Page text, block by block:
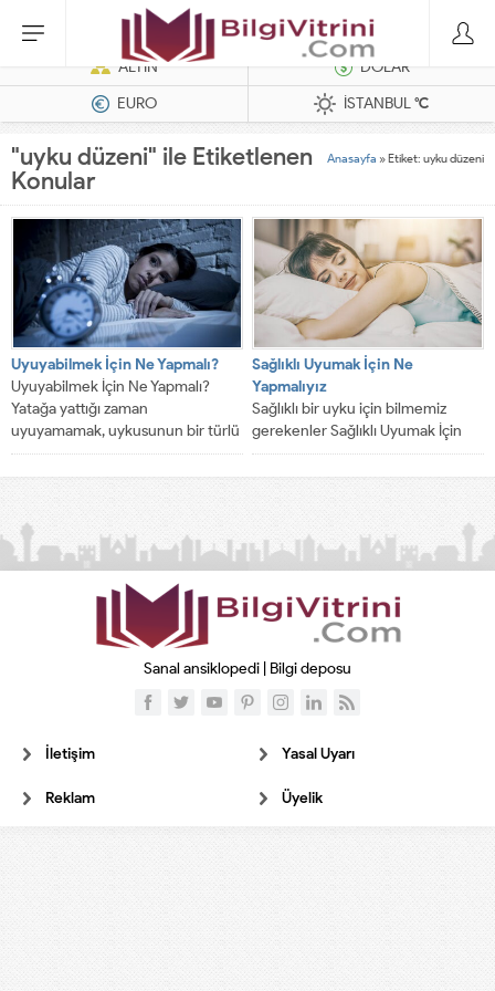
Hatasız Operasyonlar İçin Barkod Yazıcı ve Otomasyon Sistemleri
ALTIN
DOLAR
EURO
İSTANBUL°C
Anasayfa »Etiket: uyku düzeni
"uyku düzeni" ile Etiketlenen
Konular
Uyuyabilmek İçin Ne Yapmalı?
Uyuyabilmek İçin Ne Yapmalı?
Yatağa yattığı zaman
uyuyamamak, uykusunun bir türlü
gelmemesi birçok kişinin
muzdarip...
Sağlıklı Uyumak İçin Ne
Yapmalıyız
Sağlıklı bir uyku için bilmemiz
gerekenler Sağlıklı Uyumak İçin
Ne Yapmalıyız. İnsanlar genellikle
geceleri 7-8...
Sanal ansiklopedi | Bilgi deposu
İletişim Yasal Uyarı
Reklam Üyelik